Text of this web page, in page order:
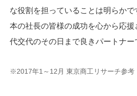
な役割を担っていることは明らかで
本の社長の皆様の成功を心から応
代交代のその日まで良きパートナー
※2017年1～12月 東京商工リサーチ参考